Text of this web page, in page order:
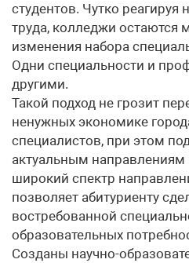
студентов. Чутко реагируя
труда, колледжи остаются
изменения набора
Одни специальности и
другими.
Такой подход не грозит
ненужных экономике
специалистов, при этом
актуальным направлениям
широкий спектр
позволяет абитуриенту
востребованной
образовательных
Созданы научно-